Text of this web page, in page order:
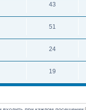
43
51
24
19